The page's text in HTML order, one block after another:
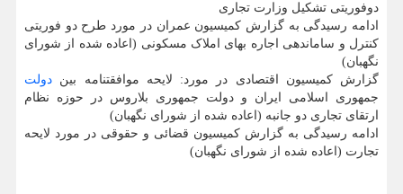
دوفوریتی تشکیل وزارت تجاری
ادامه رسیدگی به گزارش کمیسیون عمران در مورد طرح دو فوریتی
کنترل و ساماندهی اجاره بهای املاک مسکونی (اعاده شده از شورای
نگهبان)
گزارش کمیسیون اقتصادی در مورد: لایحه موافقتنامه بین دولت
جمهوری اسلامی ایران و دولت جمهوری بلاروس در حوزه نظام
ارتقای تجاری دو جانبه (اعاده شده از شورای نگهبان)
ادامه رسیدگی به گزارش کمیسیون قضائی و حقوقی در مورد لایحه
تجارت (اعاده شده از شورای نگهبان)